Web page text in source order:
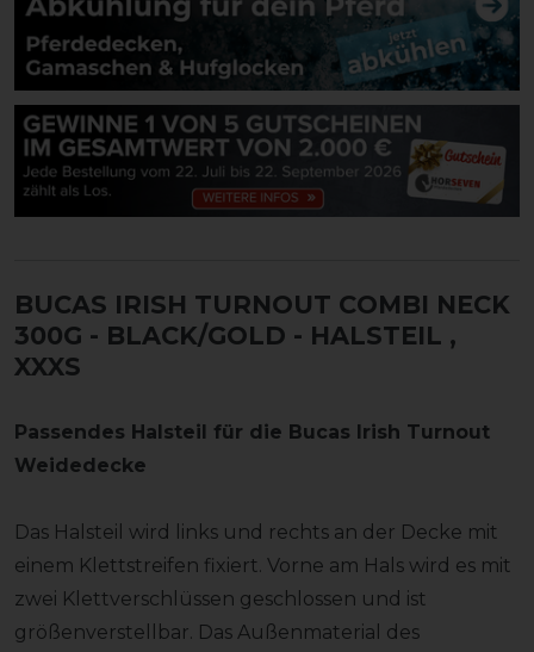
BUCAS IRISH TURNOUT COMBI NECK
300G - BLACK/GOLD - HALSTEIL ,
XXXS
Passendes Halsteil für die Bucas Irish Turnout
Weidedecke
Das Halsteil wird links und rechts an der Decke mit
einem Klettstreifen fixiert. Vorne am Hals wird es mit
zwei Klettverschlüssen geschlossen und ist
größenverstellbar. Das Außenmaterial des